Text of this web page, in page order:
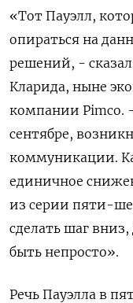
«Тот Пауэлл,
опираться на
решений, -
Кларида, ныне
компании Pimco.
сентябре,
коммуникации.
единичное
из серии пяти-
сделать шаг
быть непросто».
Речь Пауэлла в